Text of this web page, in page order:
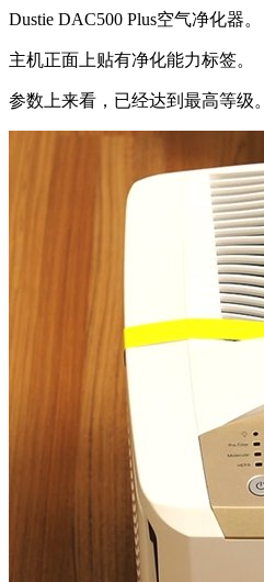
Dustie DAC500 Plus空气净化器。
主机正面上贴有净化能力标签。
参数上来看，已经达到最高等级。